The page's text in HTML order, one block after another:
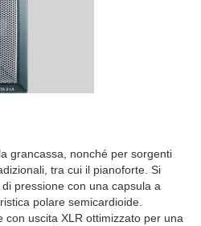
grancassa, nonché per sorgenti
tra cui il pianoforte. Si
pressione con una capsula a
polare semicardioide.
con uscita XLR ottimizzato per una